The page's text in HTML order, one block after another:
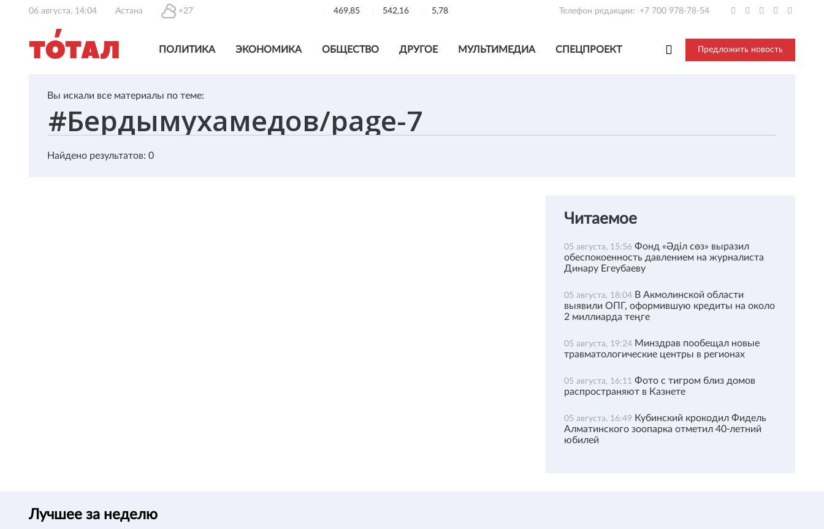
06 августа, 14:04 Астана +27 469,85 542,16 5,78 Телефон редакции: +7 700 978-78-54
ПОЛИТИКА ЭКОНОМИКА ОБЩЕСТВО ДРУГОЕ МУЛЬТИМЕДИА СПЕЦПРОЕКТ Предложить новость
Вы искали все материалы по теме:
Найдено результатов: 0
Читаемое
05 августа, 15:56 Фонд «Әділ сөз» выразил
обеспокоенность давлением на журналиста
Динару Егеубаеву
05 августа, 18:04 В Акмолинской области
выявили ОПГ, оформившую кредиты на около
2 миллиарда теңге
05 августа, 19:24 Минздрав пообещал новые
травматологические центры в регионах
05 августа, 16:11 Фото с тигром близ домов
распространяют в Казнете
05 августа, 16:49 Кубинский крокодил Фидель
Алматинского зоопарка отметил 40-летний
юбилей
Лучшее за неделю